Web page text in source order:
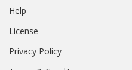
Help
License
Privacy Policy